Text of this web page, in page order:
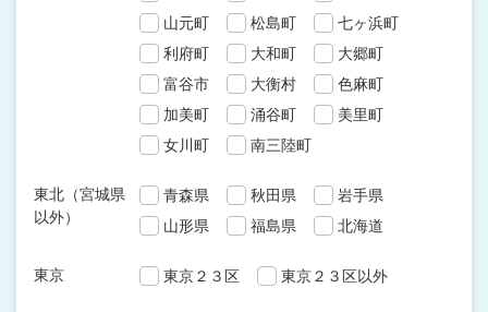
山元町
松島町
七ヶ浜町
利府町
大和町
大郷町
富谷市
大衡村
色麻町
加美町
涌谷町
美里町
女川町
南三陸町
東北（宮城県
以外）
青森県 秋田県
岩手県
山形県
福島県 北海道
東京 東京２３区 東京２３区以外